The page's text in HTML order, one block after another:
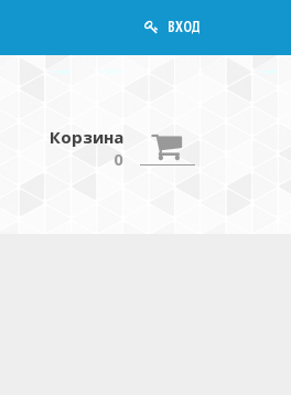
ВХОД
Корзина
0